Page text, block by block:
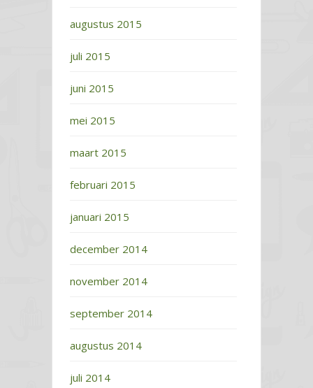
augustus 2015
juli 2015
juni 2015
mei 2015
maart 2015
februari 2015
januari 2015
december 2014
november 2014
september 2014
augustus 2014
juli 2014